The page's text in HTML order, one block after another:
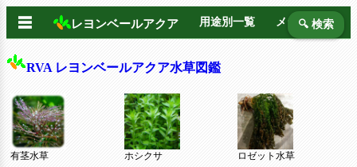
☰ レヨンベールアクア 用途別一覧 メーカー別
🔍 検索
RVA レヨンベールアクア水草図鑑
有茎水草 ホシクサ ロゼット水草